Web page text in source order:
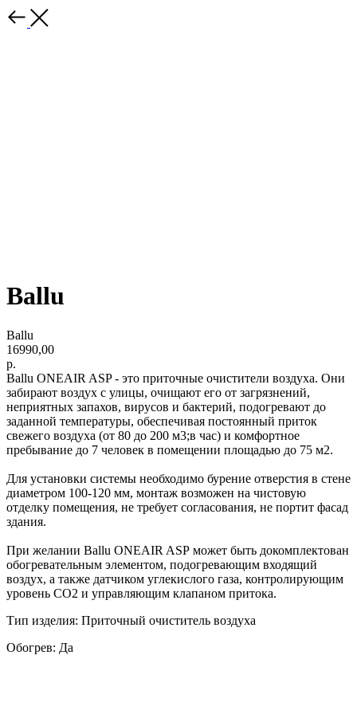
Ballu
Ballu
16990,00
р.
Ballu ONEAIR ASP - это приточные очистители воздуха. Они
забирают воздух с улицы, очищают его от загрязнений,
неприятных запахов, вирусов и бактерий, подогревают до
заданной температуры, обеспечивая постоянный приток
свежего воздуха (от 80 до 200 м3;в час) и комфортное
пребывание до 7 человек в помещении площадью до 75 м2.
Для установки системы необходимо бурение отверстия в стене
диаметром 100-120 мм, монтаж возможен на чистовую
отделку помещения, не требует согласования, не портит фасад
здания.
При желании Ballu ONEAIR ASР может быть докомплектован
обогревательным элементом, подогревающим входящий
воздух, а также датчиком углекислого газа, контролирующим
уровень СО2 и управляющим клапаном притока.
Тип изделия: Приточный очиститель воздуха
Обогрев: Да